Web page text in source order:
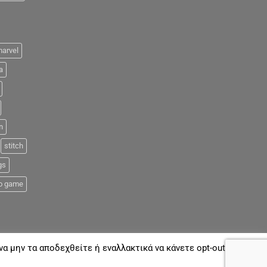
stitch
game
τα αποδεχθείτε ή εναλλακτικά να κάνετε opt-out όποτε